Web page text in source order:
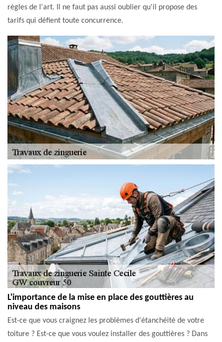
règles de l'art. Il ne faut pas aussi oublier qu'il propose des
tarifs qui défient toute concurrence.
L'importance de la mise en place des gouttières au
niveau des maisons
Est-ce que vous craignez les problèmes d'étanchéité de votre
toiture ? Est-ce que vous voulez installer des gouttières ? Dans